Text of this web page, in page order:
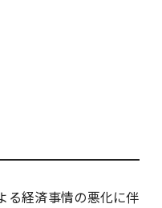
る経済事情の悪化に伴